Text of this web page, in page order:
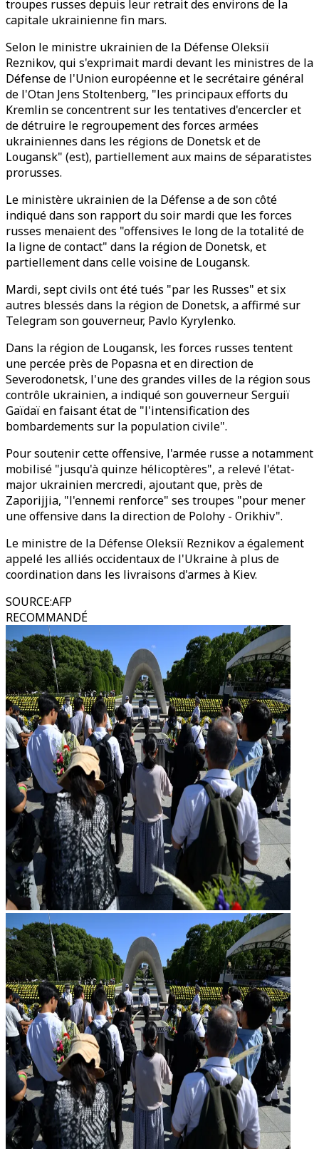
troupes russes depuis leur retrait des environs de la
capitale ukrainienne fin mars.
Selon le ministre ukrainien de la Défense Oleksiï
Reznikov, qui s'exprimait mardi devant les ministres de la
Défense de l'Union européenne et le secrétaire général
de l'Otan Jens Stoltenberg, "les principaux efforts du
Kremlin se concentrent sur les tentatives d'encercler et
de détruire le regroupement des forces armées
ukrainiennes dans les régions de Donetsk et de
Lougansk" (est), partiellement aux mains de séparatistes
prorusses.
Le ministère ukrainien de la Défense a de son côté
indiqué dans son rapport du soir mardi que les forces
russes menaient des "offensives le long de la totalité de
la ligne de contact" dans la région de Donetsk, et
partiellement dans celle voisine de Lougansk.
Mardi, sept civils ont été tués "par les Russes" et six
autres blessés dans la région de Donetsk, a affirmé sur
Telegram son gouverneur, Pavlo Kyrylenko.
Dans la région de Lougansk, les forces russes tentent
une percée près de Popasna et en direction de
Severodonetsk, l'une des grandes villes de la région sous
contrôle ukrainien, a indiqué son gouverneur Serguiï
Gaïdaï en faisant état de "l'intensification des
bombardements sur la population civile".
Pour soutenir cette offensive, l'armée russe a notamment
mobilisé "jusqu'à quinze hélicoptères", a relevé l'état-
major ukrainien mercredi, ajoutant que, près de
Zaporijjia, "l'ennemi renforce" ses troupes "pour mener
une offensive dans la direction de Polohy - Orikhiv".
Le ministre de la Défense Oleksiï Reznikov a également
appelé les alliés occidentaux de l'Ukraine à plus de
coordination dans les livraisons d'armes à Kiev.
SOURCE:AFP
RECOMMANDÉ